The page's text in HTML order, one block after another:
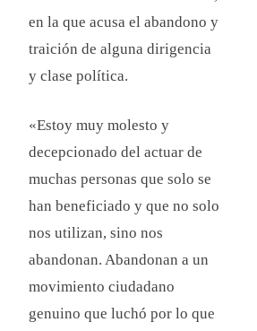
en la que acusa el abandono y
traición de alguna dirigencia
y clase política.
«Estoy muy molesto y
decepcionado del actuar de
muchas personas que solo se
han beneficiado y que no solo
nos utilizan, sino nos
abandonan. Abandonan a un
movimiento ciudadano
genuino que luchó por lo que